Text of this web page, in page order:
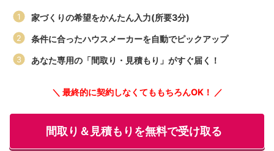
家づくりの希望をかんたん入力(所要3分)
条件に合ったハウスメーカーを自動でピックアップ
あなた専用の「間取り・見積もり」がすぐ届く！
＼ 最終的に契約しなくてももちろんOK！ ／
間取り＆見積もりを無料で受け取る